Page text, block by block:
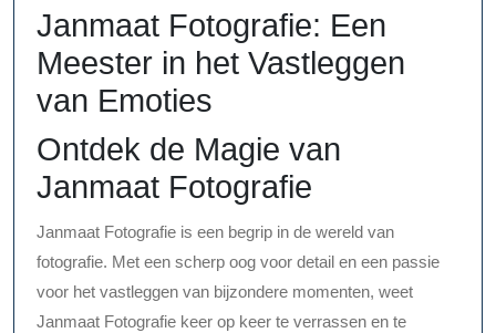
Janmaat Fotografie: Een
Meester in het Vastleggen
van Emoties
Ontdek de Magie van
Janmaat Fotografie
Janmaat Fotografie is een begrip in de wereld van
fotografie. Met een scherp oog voor detail en een passie
voor het vastleggen van bijzondere momenten, weet
Janmaat Fotografie keer op keer te verrassen en te